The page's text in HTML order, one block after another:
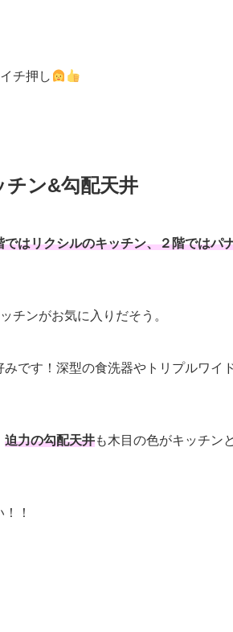
チ押し
チン&勾配天井
ではリクシルのキッチン、２階ではパ
チンがお気に入りだそう。
みです！深型の食洗器やトリプルワイ
迫力の勾配天井も木目の色がキッチン
！